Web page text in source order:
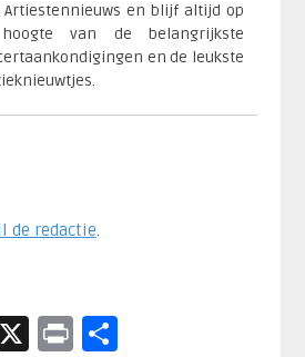
Artiestennieuws en blijf altijd op
van de belangrijkste
en de leukste
de redactie.​
X PrintDelen